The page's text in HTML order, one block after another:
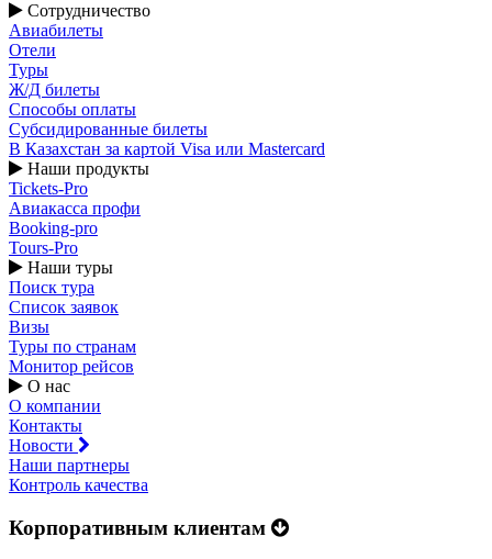
Сотрудничество
Авиабилеты
Отели
Туры
Ж/Д билеты
Способы оплаты
Субсидированные билеты
В Казахстан за картой Visa или Masterсard
Наши продукты
Tickets-Pro
Авиакасса профи
Booking-pro
Tours-Pro
Наши туры
Поиск тура
Список заявок
Визы
Туры по странам
Монитор рейсов
О нас
О компании
Контакты
Новости
Наши партнеры
Контроль качества
Корпоративным клиентам